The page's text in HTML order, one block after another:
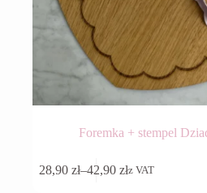
Foremka + stempel
28,90 zł–42,90 zł
Zakresz VAT
produkt